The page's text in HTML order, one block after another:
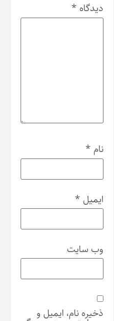
دیدگاه*
نام*
ایمیل*
وب‌ سایت
ذخیره نام، ایمیل و